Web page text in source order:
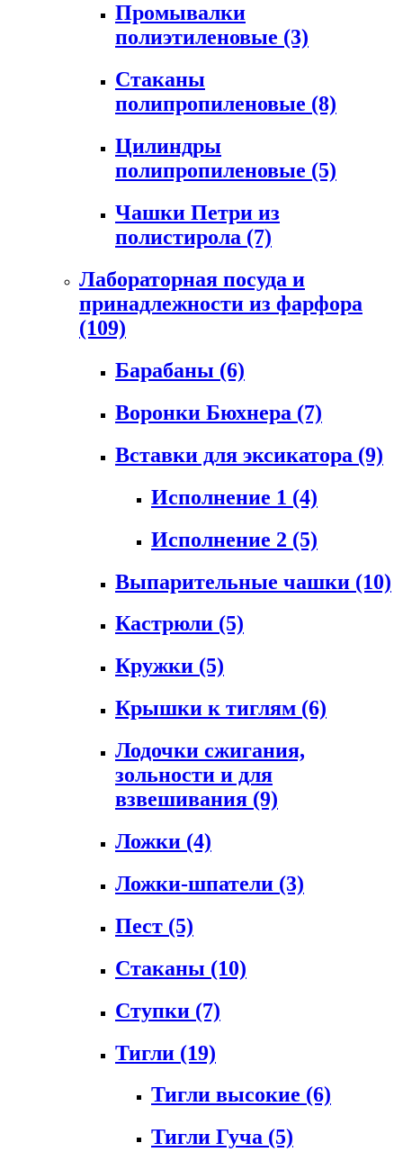
Промывалки
полиэтиленовые (3)
Стаканы
полипропиленовые (8)
Цилиндры
полипропиленовые (5)
Чашки Петри из
полистирола (7)
Лабораторная посуда и
принадлежности из фарфора
(109)
Барабаны (6)
Воронки Бюхнера (7)
Вставки для эксикатора (9)
Исполнение 1 (4)
Исполнение 2 (5)
Выпарительные чашки (10)
Кастрюли (5)
Кружки (5)
Крышки к тиглям (6)
Лодочки сжигания,
зольности и для
взвешивания (9)
Ложки (4)
Ложки-шпатели (3)
Пест (5)
Стаканы (10)
Ступки (7)
Тигли (19)
Тигли высокие (6)
Тигли Гуча (5)